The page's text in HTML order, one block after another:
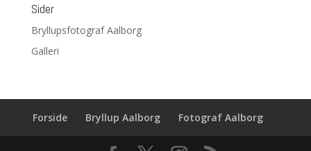
Sider
Bryllupsfotograf Aalborg
Galleri
Forside Bryllup Aalborg Fotograf Aalborg